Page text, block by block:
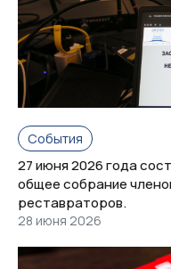
События
27 июня 2026 года
общее собрание
реставраторов.
28 июня 2026